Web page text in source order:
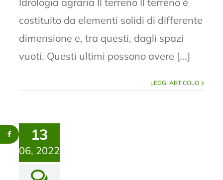
costituito da elementi solidi di differente
dimensione e, tra questi, dagli spazi
vuoti. Questi ultimi possono avere [...]
LEGGI ARTICOLO
13
06, 2022